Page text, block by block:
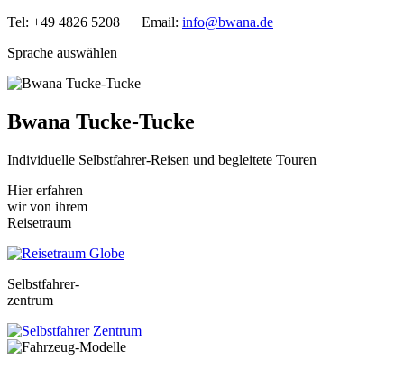
Tel: +49 4826 5208 Email: info@bwana.de
Sprache auswählen
Bwana Tucke-Tucke
Individuelle Selbstfahrer-Reisen und begleitete Touren
Hier erfahren
wir von ihrem
Reisetraum
Selbstfahrer-
zentrum